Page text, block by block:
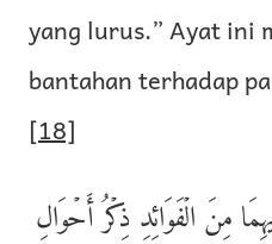
yang lurus.” Ayat ini
bantahan terhadap
[18]
مِنَ الۡفَوَائِدِ ذِكۡرُ أَحۡوَالِ